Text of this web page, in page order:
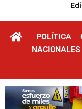
POLÍTICA
NACIONALES